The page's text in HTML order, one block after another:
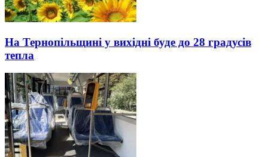
На Тернопільщині у вихідні буде до 28 градусів
тепла